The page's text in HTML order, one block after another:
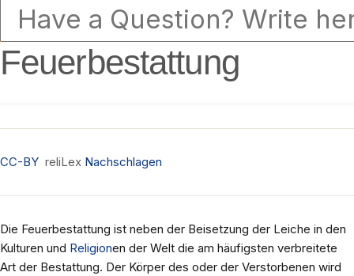
Feuerbestattung
CC-BY reliLex Nachschlagen
Die Feuerbestattung ist neben der Beisetzung der Leiche in den
Kulturen und Religionen der Welt die am häufigsten verbreitete
Art der Bestattung. Der Körper des oder der Verstorbenen wird